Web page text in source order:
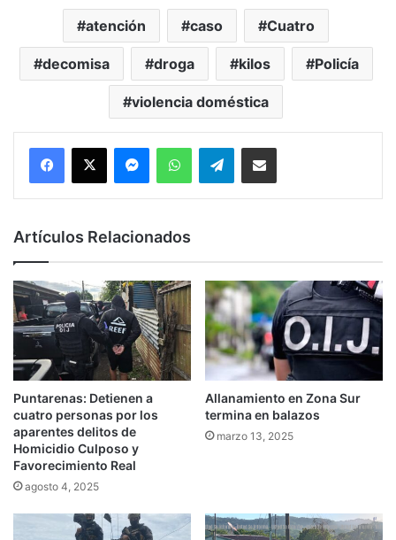
atención caso Cuatro
decomisa droga kilos Policía
violencia doméstica
MessengerWhatsAppTelegramCompartir por correo electrónico
Artículos Relacionados
Puntarenas: Detienen a
cuatro personas por los
aparentes delitos de
Homicidio Culposo y
Favorecimiento Real
agosto 4, 2025
Allanamiento en Zona Sur
termina en balazos
marzo 13, 2025